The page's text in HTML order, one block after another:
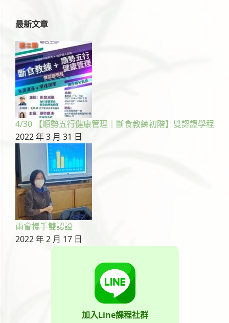
最新文章
4/30 【順勢五行健康管理｜斷食教練初階】雙認證學程
2022 年 3 月 31 日
兩會攜手雙認證
2022 年 2 月 17 日
加入Line課程社群